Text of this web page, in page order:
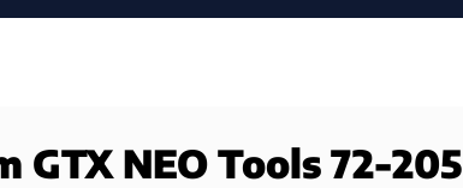
NEO Tools 72-205